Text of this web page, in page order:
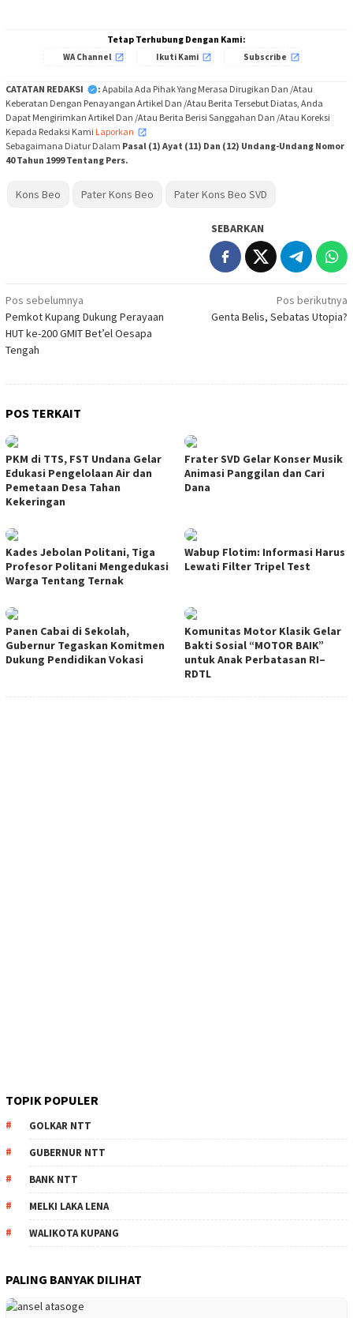
Tetap Terhubung Dengan Kami:
WA Channel Ikuti Kami Subscribe
CATATAN REDAKSI : Apabila Ada Pihak Yang Merasa Dirugikan Dan /Atau
Keberatan Dengan Penayangan Artikel Dan /Atau Berita Tersebut Diatas, Anda
Dapat Mengirimkan Artikel Dan /Atau Berita Berisi Sanggahan Dan /Atau Koreksi
Kepada Redaksi Kami Laporkan
,
Sebagaimana Diatur Dalam Pasal (1) Ayat (11) Dan (12) Undang-Undang Nomor
40 Tahun 1999 Tentang Pers.
Kons Beo Pater Kons Beo Pater Kons Beo SVD
SEBARKAN
Navigasi
pos
Pos sebelumnya
Pemkot Kupang Dukung Perayaan
HUT ke-200 GMIT Bet’el Oesapa
Tengah
Pos berikutnya
Genta Belis, Sebatas Utopia?
POS TERKAIT
PKM di TTS, FST Undana Gelar
Edukasi Pengelolaan Air dan
Pemetaan Desa Tahan
Kekeringan
Frater SVD Gelar Konser Musik
Animasi Panggilan dan Cari
Dana
Kades Jebolan Politani, Tiga
Profesor Politani Mengedukasi
Warga Tentang Ternak
Wabup Flotim: Informasi Harus
Lewati Filter Tripel Test
Panen Cabai di Sekolah,
Gubernur Tegaskan Komitmen
Dukung Pendidikan Vokasi
Komunitas Motor Klasik Gelar
Bakti Sosial “MOTOR BAIK”
untuk Anak Perbatasan RI–
RDTL
TOPIK POPULER
GOLKAR NTT
GUBERNUR NTT
BANK NTT
MELKI LAKA LENA
WALIKOTA KUPANG
PALING BANYAK DILIHAT